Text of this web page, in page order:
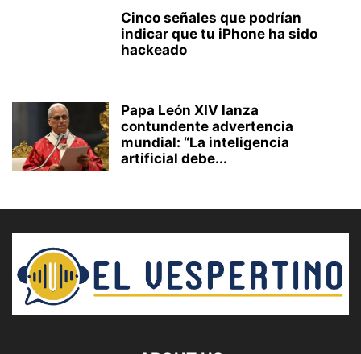
Cinco señales que podrían
indicar que tu iPhone ha sido
hackeado
Papa León XIV lanza
contundente advertencia
mundial: “La inteligencia
artificial debe...